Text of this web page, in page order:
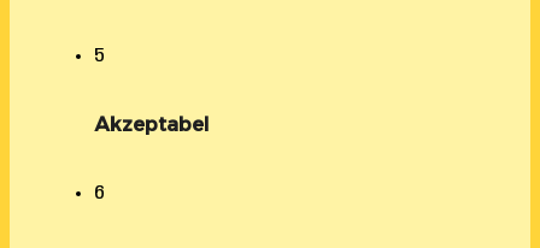
5
Akzeptabel
6